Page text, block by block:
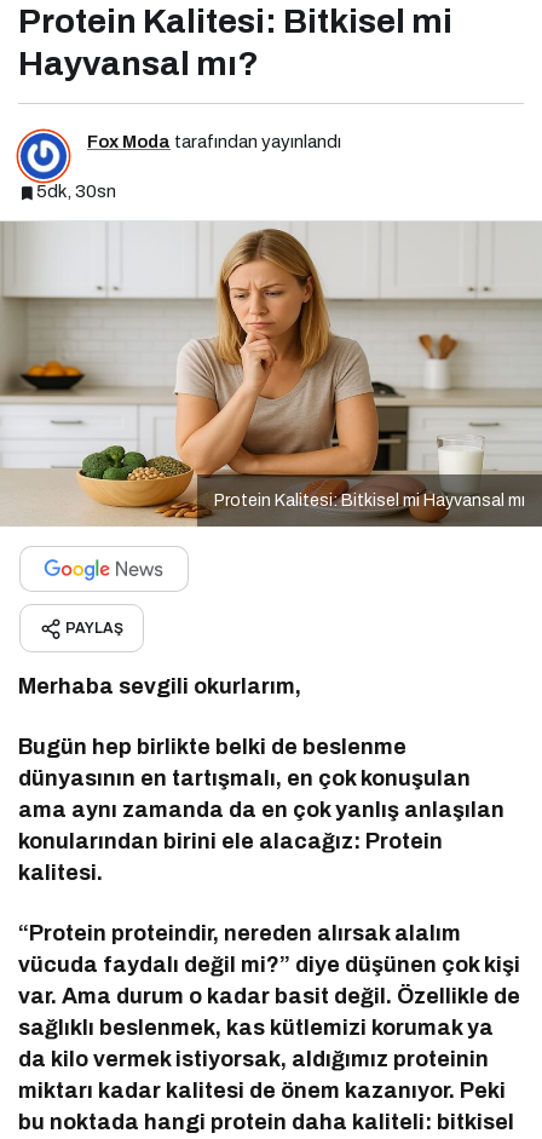
Protein Kalitesi: Bitkisel mi
Hayvansal mı?
Fox Moda tarafından yayınlandı
5dk, 30sn
Protein Kalitesi: Bitkisel mi Hayvansal mı
PAYLAŞ
Merhaba sevgili okurlarım,
Bugün hep birlikte belki de beslenme
dünyasının en tartışmalı, en çok konuşulan
ama aynı zamanda da en çok yanlış anlaşılan
konularından birini ele alacağız: Protein
kalitesi.
“Protein proteindir, nereden alırsak alalım
vücuda faydalı değil mi?” diye düşünen çok kişi
var. Ama durum o kadar basit değil. Özellikle de
sağlıklı beslenmek, kas kütlemizi korumak ya
da kilo vermek istiyorsak, aldığımız proteinin
miktarı kadar kalitesi de önem kazanıyor. Peki
bu noktada hangi protein daha kaliteli: bitkisel